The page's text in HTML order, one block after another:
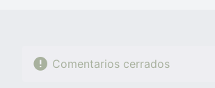
Comentarios cerrados